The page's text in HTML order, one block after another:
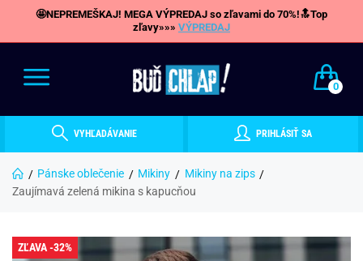
🤩NEPREMEŠKAJ! MEGA VÝPREDAJ so zľavami do 70%!🔝Top
zľavy»»» VÝPREDAJ
0
VYHĽADÁVANIE PRIHLÁSIŤ SA
Pánske oblečenie Mikiny
Mikiny na zips
Zaujímavá zelená mikina s kapucňou
ZĽAVA -32%